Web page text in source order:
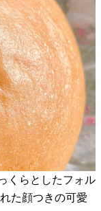
くらとしたフォル
た顔つきの可愛